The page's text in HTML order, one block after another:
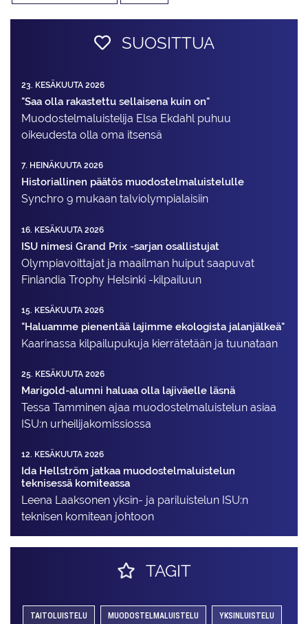
SUOSITTUA
23. KESÄKUUTA 2026
"Saa olla rakastettu sellaisena kuin on"
Muodostelma­luistelija Elsa Ekdahl puhuu
oikeudesta olla oma itsensä
7. HEINÄKUUTA 2026
Historiallinen päätös muodostelmaluistelulle
Synchro 9 mukaan talviolympialaisiin
16. KESÄKUUTA 2026
ISU nimesi Grand Prix -sarjan osallistujat
Olympiavoittajat ja maailman huiput saapuvat
Finlandia Trophy Helsinki -kilpailuun
15. KESÄKUUTA 2026
"Haluamme pienentää lajimme ekologista jalanjälkeä"
Kaarinassa kilpailupukuja kierrätetään ja tuunataan
25. KESÄKUUTA 2026
Marigold-alumni haluaa olla lajiväelle läsnä
Tessa Tamminen ajaa muodostelma­luistelun asiaa
ISU:n urheilija­komissiossa
12. KESÄKUUTA 2026
Ida Hellström jatkaa muodostelmaluistelun
teknisessä komiteassa
Leena Laaksonen yksin- ja pariluistelun ISU:n
teknisen komitean johtoon
TAGIT
TAITOLUISTELU MUODOSTELMALUISTELU YKSINLUISTELU